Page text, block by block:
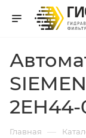
2EH44-
Главная —